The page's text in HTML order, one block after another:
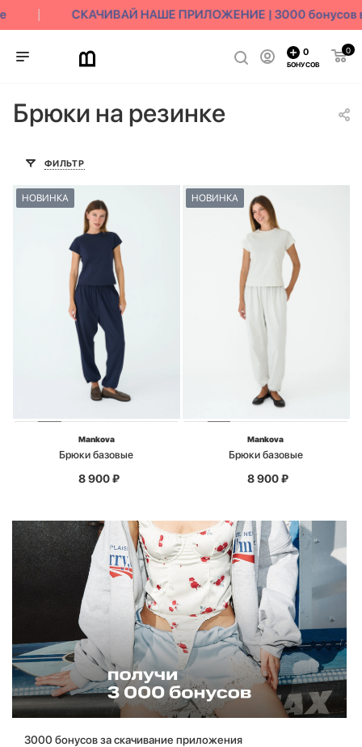
СКАЧИВАЙ НАШЕ ПРИЛОЖЕНИЕ | 3000 бонусов в
0
0
БОНУСОВ
Брюки на резинке
ФИЛЬТР
НОВИНКА
Mankova
Брюки базовые
8 900₽
НОВИНКА
Mankova
Брюки базовые
8 900₽
3000 бонусов за скачивание приложения